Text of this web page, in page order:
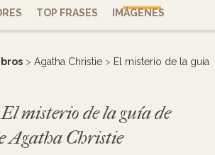
TOP FRASES IMÁGENES
> Agatha Christie > El misterio de la guía
misterio de la guía de
Agatha Christie